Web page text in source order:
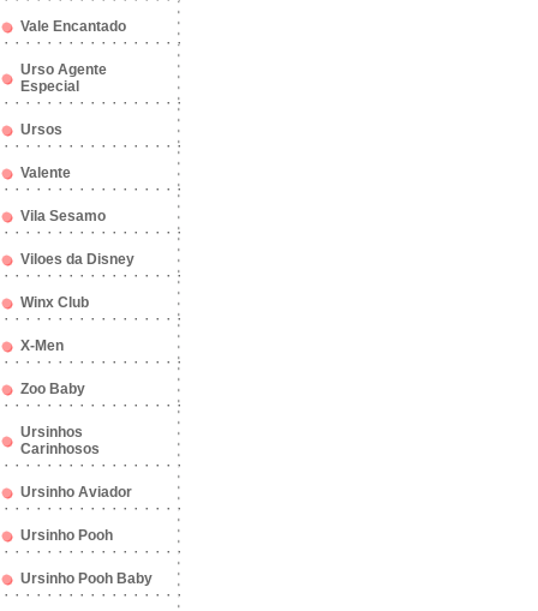
Vale Encantado
Urso Agente
Especial
Ursos
Valente
Vila Sesamo
Viloes da Disney
Winx Club
X-Men
Zoo Baby
Ursinhos
Carinhosos
Ursinho Aviador
Ursinho Pooh
Ursinho Pooh Baby